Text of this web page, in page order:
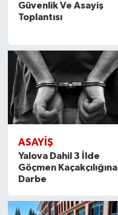
Güvenlik Ve Asayiş
Toplantısı
ASAYİŞ
Yalova Dahil 3 İlde
Göçmen Kaçakçılığına
Darbe